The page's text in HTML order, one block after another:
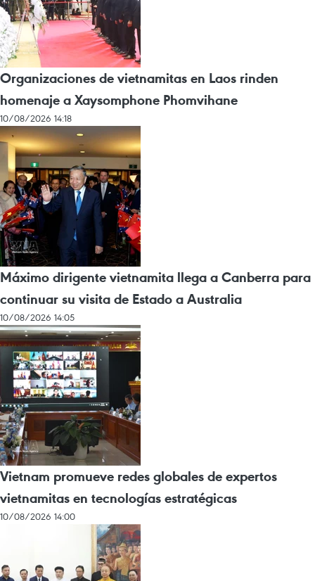
Organizaciones de vietnamitas en Laos rinden
homenaje a Xaysomphone Phomvihane
10/08/2026 14:18
Máximo dirigente vietnamita llega a Canberra para
continuar su visita de Estado a Australia
10/08/2026 14:05
Vietnam promueve redes globales de expertos
vietnamitas en tecnologías estratégicas
10/08/2026 14:00